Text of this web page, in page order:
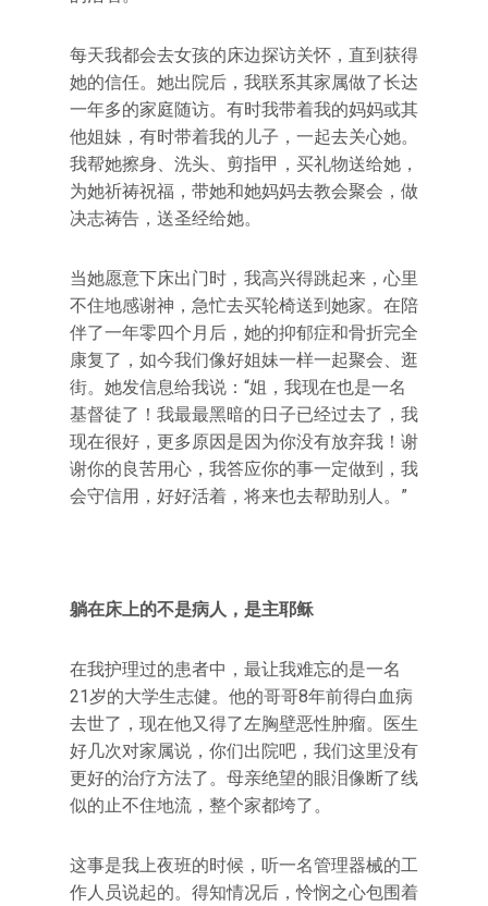
每天我都会去女孩的床边探访关怀，直到获得
她的信任。她出院后，我联系其家属做了长达
一年多的家庭随访。有时我带着我的妈妈或其
他姐妹，有时带着我的儿子，一起去关心她。
我帮她擦身、洗头、剪指甲，买礼物送给她，
为她祈祷祝福，带她和她妈妈去教会聚会，做
决志祷告，送圣经给她。
当她愿意下床出门时，我高兴得跳起来，心里
不住地感谢神，急忙去买轮椅送到她家。在陪
伴了一年零四个月后，她的抑郁症和骨折完全
康复了，如今我们像好姐妹一样一起聚会、逛
街。她发信息给我说：“姐，我现在也是一名
基督徒了！我最最黑暗的日子已经过去了，我
现在很好，更多原因是因为你没有放弃我！谢
谢你的良苦用心，我答应你的事一定做到，我
会守信用，好好活着，将来也去帮助别人。”
躺在床上的不是病人，是主耶稣
在我护理过的患者中，最让我难忘的是一名
21岁的大学生志健。他的哥哥8年前得白血病
去世了，现在他又得了左胸壁恶性肿瘤。医生
好几次对家属说，你们出院吧，我们这里没有
更好的治疗方法了。母亲绝望的眼泪像断了线
似的止不住地流，整个家都垮了。
这事是我上夜班的时候，听一名管理器械的工
作人员说起的。得知情况后，怜悯之心包围着